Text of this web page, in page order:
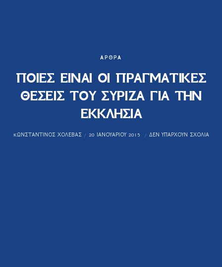
ΆΡΘΡΑ
ΠΟΙΕΣ ΕΙΝΑΙ ΟΙ ΠΡΑΓΜΑΤΙΚΕΣ
ΘΕΣΕΙΣ ΤΟΥ ΣΥΡΙΖΑ ΓΙΑ ΤΗΝ
ΕΚΚΛΗΣΙΑ
KΩΝΣΤΑΝΤΊΝΟΣ ΧΟΛΈΒΑΣ 20 ΙΑΝΟΥΑΡΊΟΥ 2015 ΔΕΝ ΥΠΆΡΧΟΥΝ ΣΧΌΛΙΑ